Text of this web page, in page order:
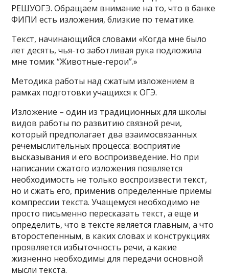
РЕШУОГЭ. Обращаем внимание на то, что в банке
ФИПИ есть изложения, близкие по тематике.
Текст, начинающийся словами «Когда мне было
лет десять, чья-то заботливая рука подложила
мне томик “Животные-герои”.»
Методика работы над сжатым изложением в
рамках подготовки учащихся к ОГЭ.
Изложение – один из традиционных для школы
видов работы по развитию связной речи,
который предполагает два взаимосвязанных
речемыслительных процесса: восприятие
высказывания и его воспроизведение. Но при
написании сжатого изложения появляется
необходимость не только воспроизвести текст,
но и сжать его, применив определенные приемы
компрессии текста. Учащемуся необходимо не
просто письменно пересказать текст, а еще и
определить, что в тексте является главным, а что
второстепенным, в каких словах и конструкциях
проявляется избыточность речи, а какие
жизненно необходимы для передачи основной
мысли текста.